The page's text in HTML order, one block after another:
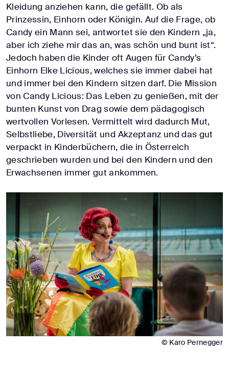
Kleidung anziehen kann, die gefällt. Ob als
Prinzessin, Einhorn oder Königin. Auf die Frage, ob
Candy ein Mann sei, antwortet sie den Kindern „ja,
aber ich ziehe mir das an, was schön und bunt ist“.
Jedoch haben die Kinder oft Augen für Candy’s
Einhorn Elke Licious, welches sie immer dabei hat
und immer bei den Kindern sitzen darf. Die Mission
von Candy Licious: Das Leben zu genießen, mit der
bunten Kunst von Drag sowie dem pädagogisch
wertvollen Vorlesen. Vermittelt wird dadurch Mut,
Selbstliebe, Diversität und Akzeptanz und das gut
verpackt in Kinderbüchern, die in Österreich
geschrieben wurden und bei den Kindern und den
Erwachsenen immer gut ankommen.
© Karo Pernegger